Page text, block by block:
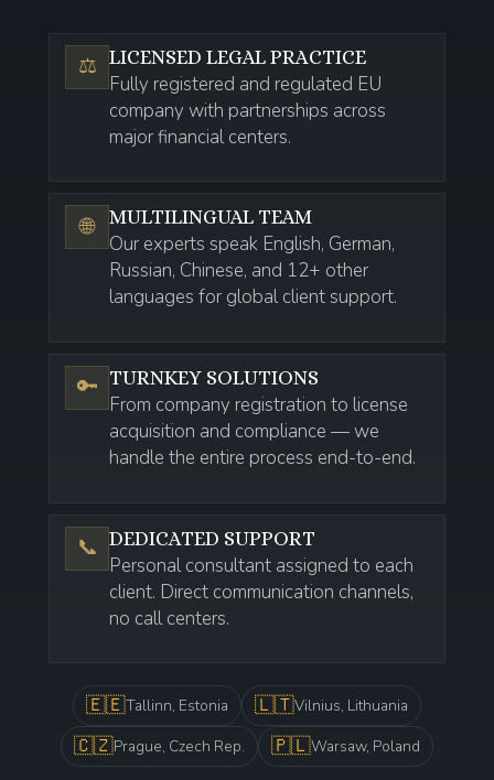
⚖️ LICENSED LEGAL PRACTICE
Fully registered and regulated EU
company with partnerships across
major financial centers.
🌐 MULTILINGUAL TEAM
Our experts speak English, German,
Russian, Chinese, and 12+ other
languages for global client support.
🔑 TURNKEY SOLUTIONS
From company registration to license
acquisition and compliance — we
handle the entire process end-to-end.
📞 DEDICATED SUPPORT
Personal consultant assigned to each
client. Direct communication channels,
no call centers.
🇪🇪Tallinn, Estonia 🇱🇹Vilnius, Lithuania
🇨🇿Prague, Czech Rep. 🇵🇱Warsaw, Poland